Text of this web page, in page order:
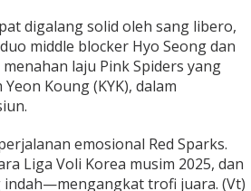
digalang solid oleh sang libero,
middle blocker Hyo Seong dan
laju Pink Spiders yang
Koung (KYK), dalam
emosional Red Sparks.
Liga Voli Korea musim 2025, dan
indah—mengangkat trofi juara. (Vt)